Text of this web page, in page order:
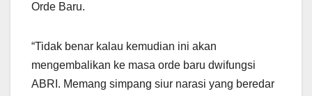
Orde Baru.
“Tidak benar kalau kemudian ini akan
mengembalikan ke masa orde baru dwifungsi
ABRI. Memang simpang siur narasi yang beredar